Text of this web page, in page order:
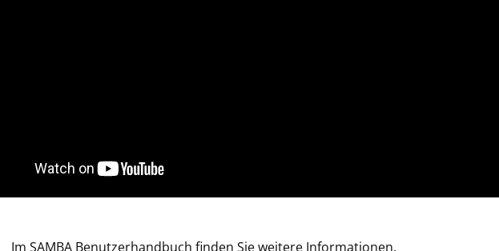
Im SAMBA Benutzerhandbuch finden Sie weitere Informationen.